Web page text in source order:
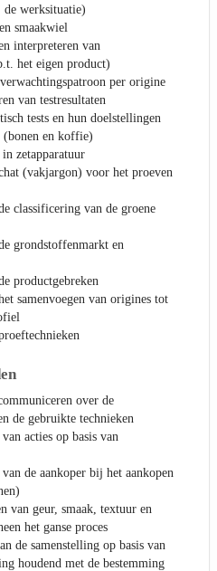
werksituatie)
smaakwiel
interpreteren van
het eigen product)
per origine
van testresultaten
tests en hun doelstellingen
(bonen en koffie)
zetapparatuur
(vakjargon) voor het proeven
classificering van de groene
grondstoffenmarkt en
productgebreken
samenvoegen van origines tot
over de
de gebruikte technieken
acties op basis van
de aankoper bij het aankopen
van geur, smaak, textuur en
het ganse proces
de samenstelling op basis van
houdend met de bestemming